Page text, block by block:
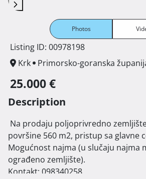
Photos
Listing ID: 00978198
Krk
Primorsko-goranska
25.000 €
Description
površine 560 m2, pristup sa glavne
Mogućnost najma (u slučaju najma
ograđeno zemljište).
Kontakt: 098340258